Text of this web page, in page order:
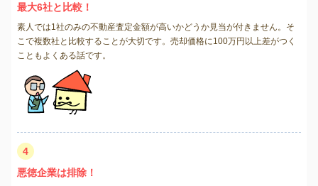
最大6社と比較！
素人では1社のみの不動産査定金額が高いかどうか見当が付きません。そ
こで複数社と比較することが大切です。売却価格に100万円以上差がつく
こともよくある話です。
4
悪徳企業は排除！